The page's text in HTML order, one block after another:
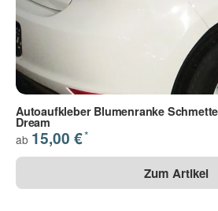
Autoaufkleber Blumenranke
Dream
ab 15,00 €*
Zum Artikel